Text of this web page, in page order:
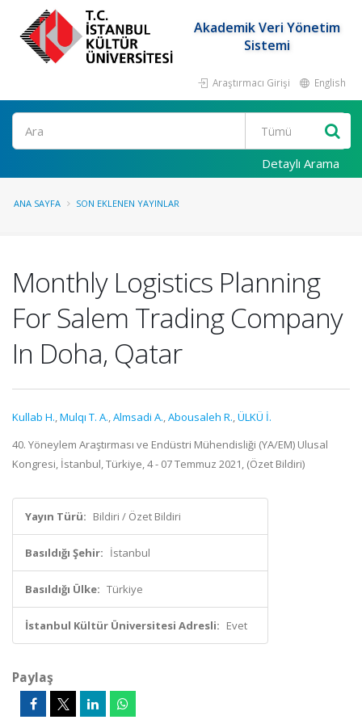
Akademik Veri Yönetim
Sistemi
Araştırmacı Girişi English
Ara
Detaylı Arama
ANA SAYFA SON EKLENEN YAYINLAR
Monthly Logistics Planning
For Salem Trading Company
In Doha, Qatar
Kullab H.,Mulqı T. A.,Almsadi A.,Abousaleh R.,ÜLKÜ İ.
40. Yöneylem Araştırması ve Endüstri Mühendisliği (YA/EM) Ulusal
Kongresi, İstanbul, Türkiye, 4 - 07 Temmuz 2021, (Özet Bildiri)
Yayın Türü: Bildiri / Özet Bildiri
Basıldığı Şehir: İstanbul
Basıldığı Ülke: Türkiye
İstanbul Kültür Üniversitesi Adresli: Evet
Paylaş